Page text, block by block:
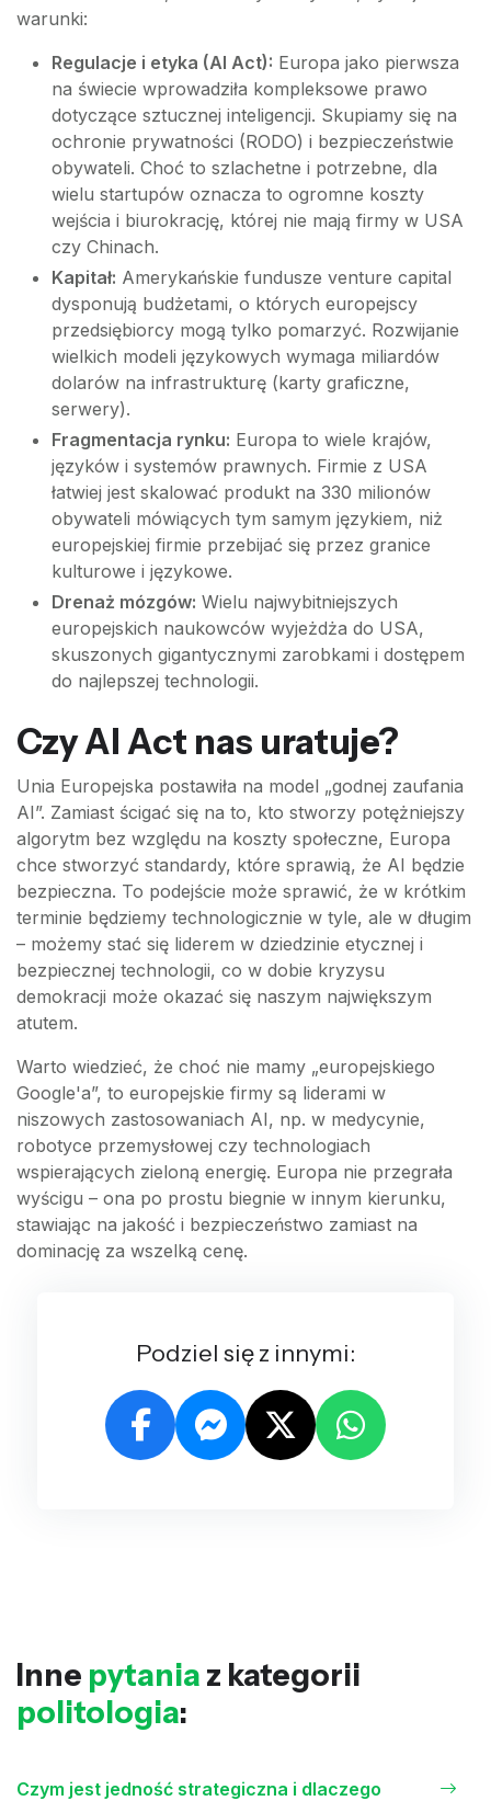
warunki:
Regulacje i etyka (AI Act): Europa jako pierwsza
na świecie wprowadziła kompleksowe prawo
dotyczące sztucznej inteligencji. Skupiamy się na
ochronie prywatności (RODO) i bezpieczeństwie
obywateli. Choć to szlachetne i potrzebne, dla
wielu startupów oznacza to ogromne koszty
wejścia i biurokrację, której nie mają firmy w USA
czy Chinach.
Kapitał: Amerykańskie fundusze venture capital
dysponują budżetami, o których europejscy
przedsiębiorcy mogą tylko pomarzyć. Rozwijanie
wielkich modeli językowych wymaga miliardów
dolarów na infrastrukturę (karty graficzne,
serwery).
Fragmentacja rynku: Europa to wiele krajów,
języków i systemów prawnych. Firmie z USA
łatwiej jest skalować produkt na 330 milionów
obywateli mówiących tym samym językiem, niż
europejskiej firmie przebijać się przez granice
kulturowe i językowe.
Drenaż mózgów: Wielu najwybitniejszych
europejskich naukowców wyjeżdża do USA,
skuszonych gigantycznymi zarobkami i dostępem
do najlepszej technologii.
Czy AI Act nas uratuje?
Unia Europejska postawiła na model „godnej zaufania
AI”. Zamiast ścigać się na to, kto stworzy potężniejszy
algorytm bez względu na koszty społeczne, Europa
chce stworzyć standardy, które sprawią, że AI będzie
bezpieczna. To podejście może sprawić, że w krótkim
terminie będziemy technologicznie w tyle, ale w długim
– możemy stać się liderem w dziedzinie etycznej i
bezpiecznej technologii, co w dobie kryzysu
demokracji może okazać się naszym największym
atutem.
Warto wiedzieć, że choć nie mamy „europejskiego
Google'a”, to europejskie firmy są liderami w
niszowych zastosowaniach AI, np. w medycynie,
robotyce przemysłowej czy technologiach
wspierających zieloną energię. Europa nie przegrała
wyścigu – ona po prostu biegnie w innym kierunku,
stawiając na jakość i bezpieczeństwo zamiast na
dominację za wszelką cenę.
Podziel się z innymi:
Inne pytania z kategorii
politologia:
Czym jest jedność strategiczna i dlaczego